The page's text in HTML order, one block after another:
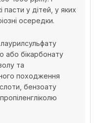
у дітей, у яких
осередки.
або бікарбонату
та
походження
бензоату